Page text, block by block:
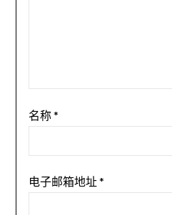
名称*
电子邮箱地址*